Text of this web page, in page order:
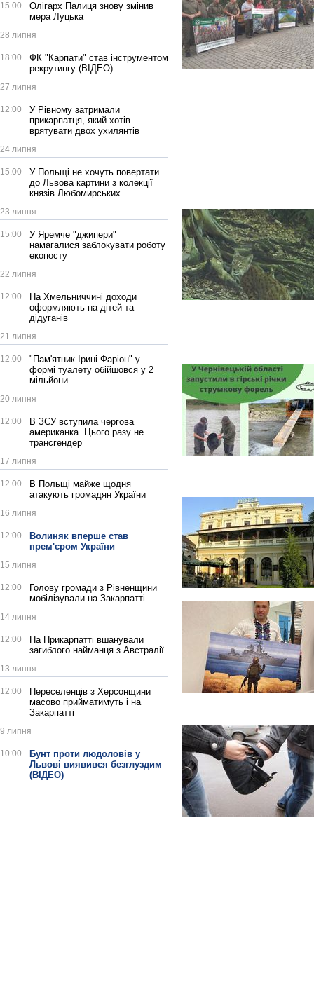
15:00
Олігарх Палиця знову змінив
мера Луцька
28 липня
18:00
ФК "Карпати" став інструментом
рекрутингу (ВІДЕО)
27 липня
12:00
У Рівному затримали
прикарпатця, який хотів
врятувати двох ухилянтів
24 липня
15:00
У Польщі не хочуть повертати
до Львова картини з колекції
князів Любомирських
23 липня
15:00
У Яремче "джипери"
намагалися заблокувати роботу
екопосту
22 липня
12:00
На Хмельниччині доходи
оформляють на дітей та
дідуганів
21 липня
12:00
"Пам'ятник Ірині Фаріон" у
формі туалету обійшовся у 2
мільйони
20 липня
12:00
В ЗСУ вступила чергова
американка. Цього разу не
трансгендер
17 липня
12:00
В Польщі майже щодня
атакують громадян України
16 липня
12:00
Волиняк вперше став
прем'єром України
15 липня
12:00
Голову громади з Рівненщини
мобілізували на Закарпатті
14 липня
12:00
На Прикарпатті вшанували
загиблого найманця з Австралії
13 липня
12:00
Переселенців з Херсонщини
масово прийматимуть і на
Закарпатті
9 липня
10:00
Бунт проти людоловів у
Львові виявився безглуздим
(ВІДЕО)